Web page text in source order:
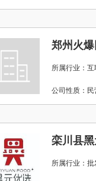
郑州火
所属行业：
公司性质
栾川县
所属行业：批